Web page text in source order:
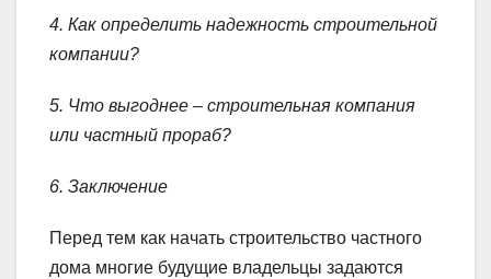
4. Как определить надежность строительной
компании?
5. Что выгоднее – строительная компания
или частный прораб?
6. Заключение
Перед тем как начать строительство частного
дома многие будущие владельцы задаются